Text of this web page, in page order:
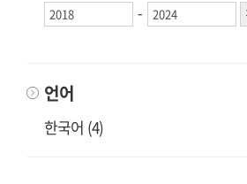
-
언어
한국어 (4)